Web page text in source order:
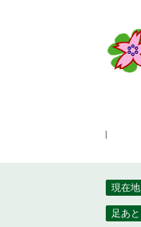
。
現在地
足あと